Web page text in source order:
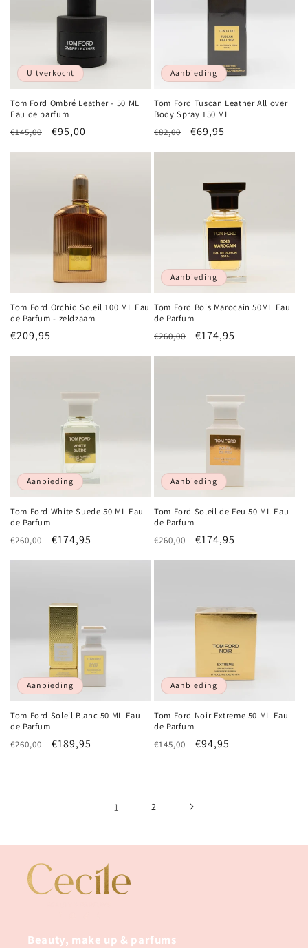
Uitverkocht
Tom Ford Ombré Leather - 50 ML
Eau de parfum
Normale
€145,00 Aanbiedingsprijs
€95,00
Aanbieding
Tom Ford Tuscan Leather All over
Body Spray 150 ML
Normale
€82,00 Aanbiedingsprijs
€69,95
Tom Ford Orchid Soleil 100 ML Eau
de Parfum - zeldzaam
Normale
€209,95
Aanbieding
Tom Ford Bois Marocain 50ML Eau
de Parfum
Normale
€260,00 Aanbiedingsprijs
€174,95
Aanbieding
Tom Ford White Suede 50 ML Eau
de Parfum
Normale
€260,00 Aanbiedingsprijs
€174,95
Aanbieding
Tom Ford Soleil de Feu 50 ML Eau
de Parfum
Normale
€260,00 Aanbiedingsprijs
€174,95
Aanbieding
Tom Ford Soleil Blanc 50 ML Eau
de Parfum
Normale
€260,00 Aanbiedingsprijs
€189,95
Aanbieding
Tom Ford Noir Extreme 50 ML Eau
de Parfum
Normale
€145,00 Aanbiedingsprijs
€94,95
1 2
Beauty, make up & parfums